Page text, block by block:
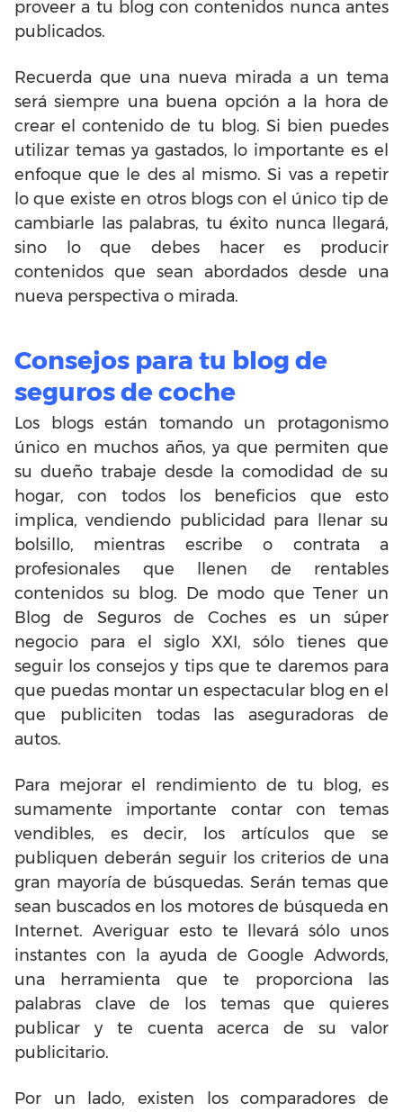
proveer a tu blog con contenidos nunca antes
publicados.
Recuerda que una nueva mirada a un tema
será siempre una buena opción a la hora de
crear el contenido de tu blog. Si bien puedes
utilizar temas ya gastados, lo importante es el
enfoque que le des al mismo. Si vas a repetir
lo que existe en otros blogs con el único tip de
cambiarle las palabras, tu éxito nunca llegará,
sino lo que debes hacer es producir
contenidos que sean abordados desde una
nueva perspectiva o mirada.
Consejos para tu blog de
seguros de coche
Los blogs están tomando un protagonismo
único en muchos años, ya que permiten que
su dueño trabaje desde la comodidad de su
hogar, con todos los beneficios que esto
implica, vendiendo publicidad para llenar su
bolsillo, mientras escribe o contrata a
profesionales que llenen de rentables
contenidos su blog. De modo que Tener un
Blog de Seguros de Coches es un súper
negocio para el siglo XXI, sólo tienes que
seguir los consejos y tips que te daremos para
que puedas montar un espectacular blog en el
que publiciten todas las aseguradoras de
autos.
Para mejorar el rendimiento de tu blog, es
sumamente importante contar con temas
vendibles, es decir, los artículos que se
publiquen deberán seguir los criterios de una
gran mayoría de búsquedas. Serán temas que
sean buscados en los motores de búsqueda en
Internet. Averiguar esto te llevará sólo unos
instantes con la ayuda de Google Adwords,
una herramienta que te proporciona las
palabras clave de los temas que quieres
publicar y te cuenta acerca de su valor
publicitario.
Por un lado, existen los comparadores de